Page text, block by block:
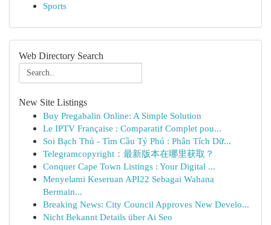
Sports
Web Directory Search
New Site Listings
Buy Pregabalin Online: A Simple Solution
Le IPTV Française : Comparatif Complet pou...
Soi Bạch Thủ - Tìm Cầu Tỷ Phú : Phân Tích Dữ...
Telegramcopyright：最新版本在哪里获取？
Conquer Cape Town Listings : Your Digital ...
Menyelami Keseruan API22 Sebagai Wahana
Bermain...
Breaking News: City Council Approves New Develo...
Nicht Bekannt Details über Ai Seo